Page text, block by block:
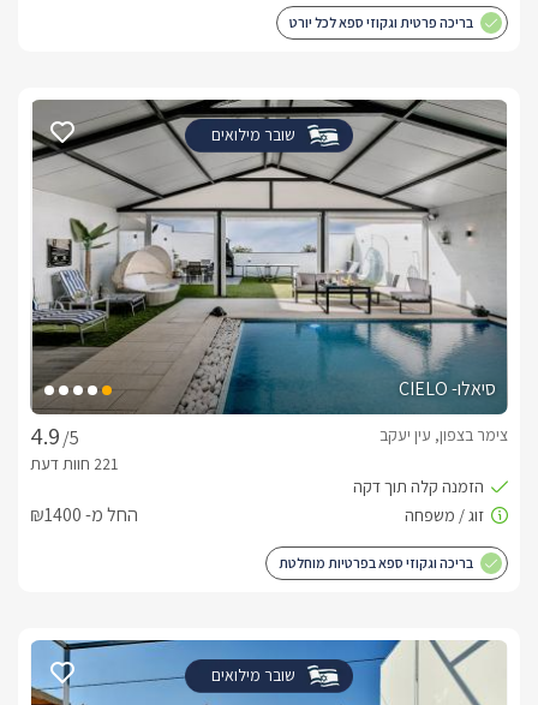
בריכה פרטית וגקוזי ספא לכל יורט
שובר מילואים
סיאלו- CIELO
/5
צימר בצפון, עין יעקב
החל מ- ₪1400
בריכה וגקוזי ספא בפרטיות מוחלטת
שובר מילואים